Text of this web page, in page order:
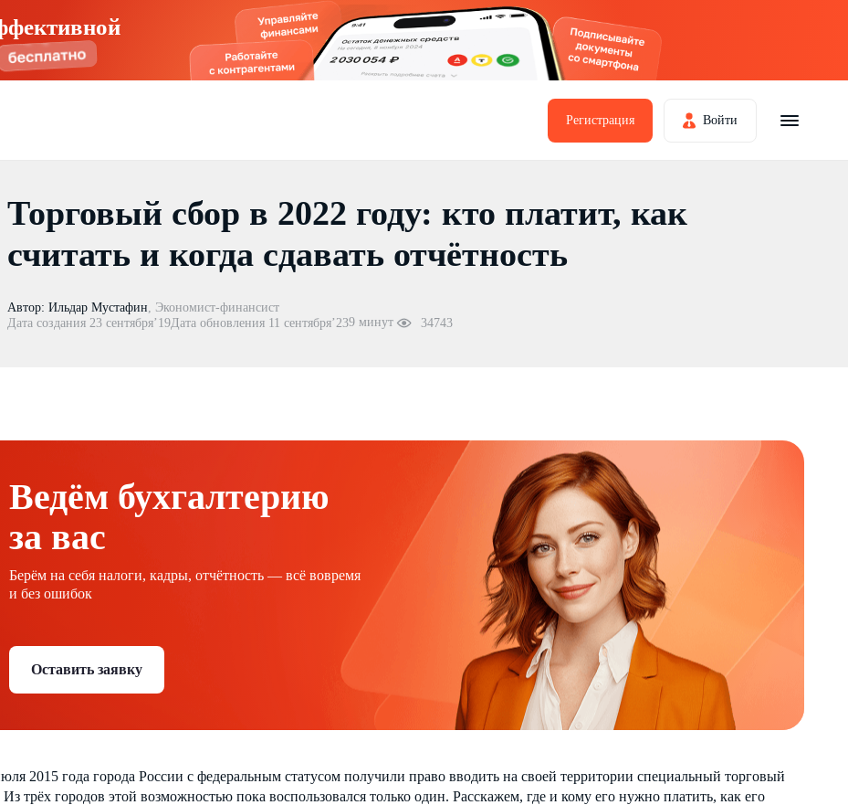
Регистрация Войти
Торговый сбор в 2022 году: кто платит, как
считать и когда сдавать отчётность
Автор: Ильдар Мустафин, Экономист-финансист
Дата создания 23 сентября’19Дата обновления 11 сентября’239 минут 34743
Ведём бухгалтерию
за вас
Берём на себя налоги, кадры, отчётность — всё вовремя
и без ошибок
Оставить заявку
2015 года города России с федеральным статусом получили право вводить на своей территории специальный торговый
Из трёх городов этой возможностью пока воспользовался только один. Расскажем, где и кому его нужно платить, как его